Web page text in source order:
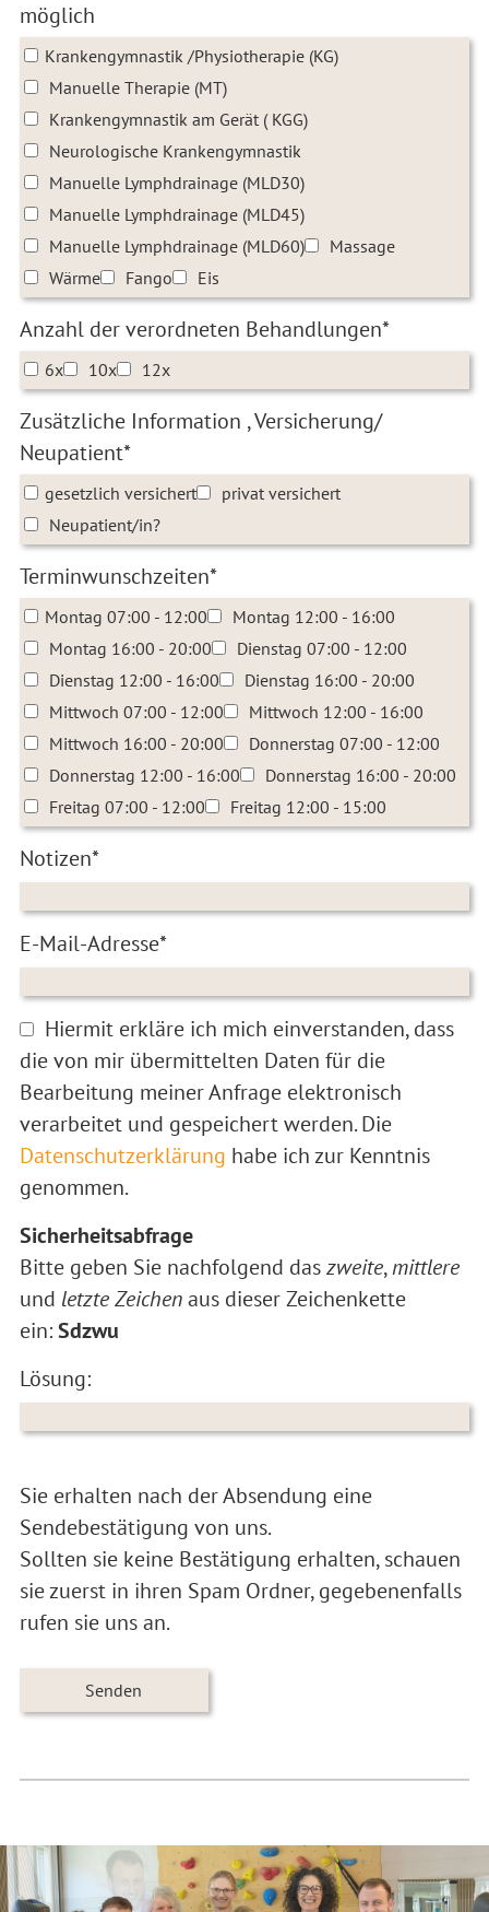
möglich
Krankengymnastik /Physiotherapie (KG)
Manuelle Therapie (MT)
Krankengymnastik am Gerät ( KGG)
Neurologische Krankengymnastik
Manuelle Lymphdrainage (MLD30)
Manuelle Lymphdrainage (MLD45)
Manuelle Lymphdrainage (MLD60)
Massage
Wärme
Fango Eis
Anzahl der verordneten Behandlungen*
6x 10x 12x
Zusätzliche Information , Versicherung/
Neupatient*
gesetzlich versichert
privat versichert
Neupatient/in?
Terminwunschzeiten*
Montag 07:00 - 12:00
Montag 12:00 - 16:00
Montag 16:00 - 20:00
Dienstag 07:00 - 12:00
Dienstag 12:00 - 16:00
Dienstag 16:00 - 20:00
Mittwoch 07:00 - 12:00
Mittwoch 12:00 - 16:00
Mittwoch 16:00 - 20:00
Donnerstag 07:00 - 12:00
Donnerstag 12:00 - 16:00
Donnerstag 16:00 - 20:00
Freitag 07:00 - 12:00
Freitag 12:00 - 15:00
Notizen*
E-Mail-Adresse*
Hiermit erkläre ich mich einverstanden, dass
die von mir übermittelten Daten für die
Bearbeitung meiner Anfrage elektronisch
verarbeitet und gespeichert werden. Die
Datenschutzerklärung habe ich zur Kenntnis
genommen.
Sicherheitsabfrage
Bitte geben Sie nachfolgend daszweite,mittlere
und letzte Zeichenaus dieser Zeichenkette
ein:Sdzwu
Lösung:
Sie erhalten nach der Absendung eine
Sendebestätigung von uns.
Sollten sie keine Bestätigung erhalten, schauen
sie zuerst in ihren Spam Ordner, gegebenenfalls
rufen sie uns an.